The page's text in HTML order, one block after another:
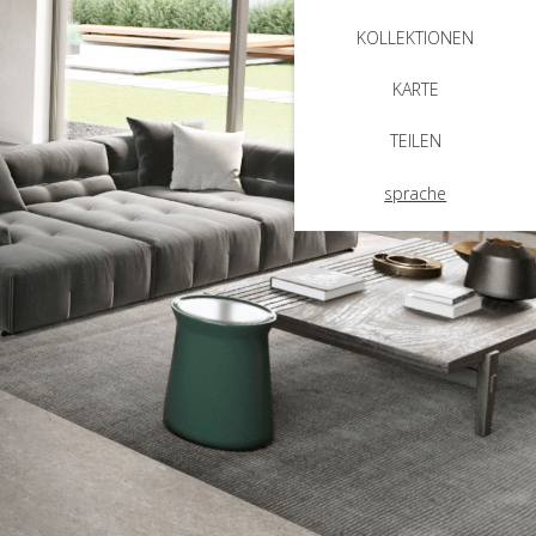
KOLLEKTIONEN
KARTE
TEILEN
sprache